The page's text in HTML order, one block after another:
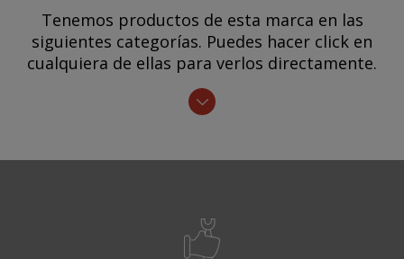
Tenemos productos de esta marca en las
siguientes categorías. Puedes hacer click en
cualquiera de ellas para verlos directamente.